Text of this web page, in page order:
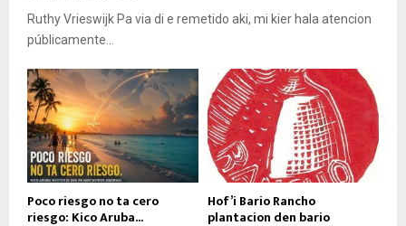
Ruthy Vrieswijk Pa via di e remetido aki, mi kier hala atencion
públicamente...
Poco riesgo no ta cero
riesgo: Kico Aruba...
Hof’i Bario Rancho
plantacion den bario